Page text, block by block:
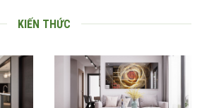
KIẾN THỨC